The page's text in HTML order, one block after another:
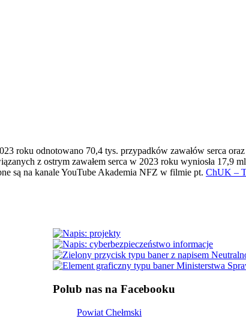
roku odnotowano 70,4 tys. przypadków zawałów serca
z ostrym zawałem serca w 2023 roku wyniosła 17,9
są na kanale YouTube Akademia NFZ w filmie pt. ChUK –
Polub nas na Facebooku
Powiat Chełmski